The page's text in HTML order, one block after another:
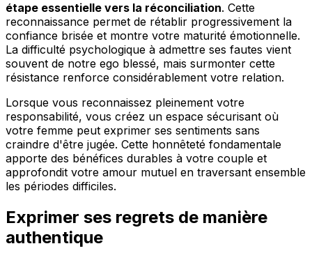
étape essentielle vers la réconciliation. Cette
reconnaissance permet de rétablir progressivement la
confiance brisée et montre votre maturité émotionnelle.
La difficulté psychologique à admettre ses fautes vient
souvent de notre ego blessé, mais surmonter cette
résistance renforce considérablement votre relation.
Lorsque vous reconnaissez pleinement votre
responsabilité, vous créez un espace sécurisant où
votre femme peut exprimer ses sentiments sans
craindre d'être jugée. Cette honnêteté fondamentale
apporte des bénéfices durables à votre couple et
approfondit votre amour mutuel en traversant ensemble
les périodes difficiles.
Exprimer ses regrets de manière
authentique